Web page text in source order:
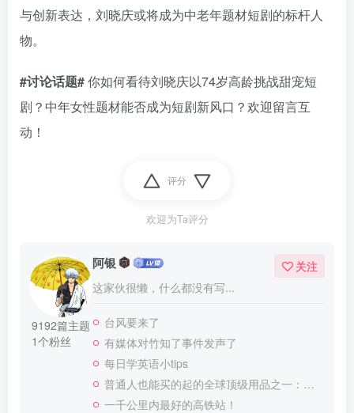
与创新表达，刘晓庆或将成为中老年题材短剧的标杆人
物。
#讨论话题#你如何看待刘晓庆以74岁高龄挑战甜宠短
剧？中年女性题材能否成为短剧新风口？欢迎留言互
动！
评分
欢迎为Ta评分
9192篇主题
1个粉丝
阿银
这家伙很懒，什么都没有写...
关注
台风要来了
有媒体对竹知了事件发声了
每日学英语小tips
普通人也能买的起的全球顶级用品之一：WD-40润滑除锈剂！
一千公里内最好的高铁站！